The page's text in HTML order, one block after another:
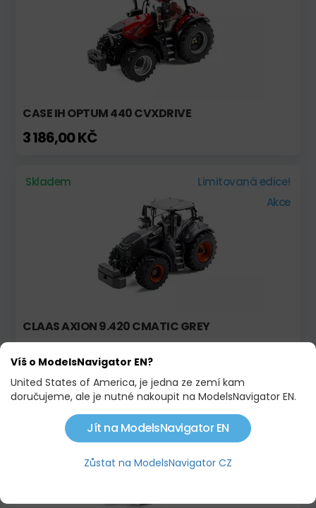
CASE IH OPTUM 440 CVXDRIVE
3 186,00 KČ
Skladem
Limitovaná edice!
Akce
CLAAS AXION 9.420 CMATIC GREY
Skladem Limitovaná edice!
Víš o ModelsNavigator EN?
United States of America, je jedna ze zemí kam
doručujeme, ale je nutné nakoupit na ModelsNavigator EN.
Jít na ModelsNavigator EN
Zůstat na ModelsNavigator CZ